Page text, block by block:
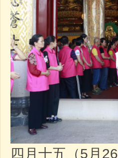
四月十五（5月